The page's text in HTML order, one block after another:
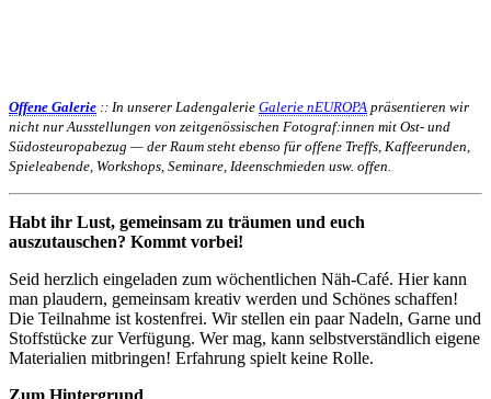
Offene Galerie :: In unserer Ladengalerie Galerie nEUROPA präsentieren wir
nicht nur Ausstellungen von zeitgenössischen Fotograf:innen mit Ost- und
Südosteuropabezug — der Raum steht ebenso für offene Treffs, Kaffeerunden,
Spieleabende, Workshops, Seminare, Ideenschmieden usw. offen.
Habt ihr Lust, gemeinsam zu träumen und euch
auszutauschen? Kommt vorbei!
Seid herzlich eingeladen zum wöchentlichen Näh-Café. Hier kann
man plaudern, gemeinsam kreativ werden und Schönes schaffen!
Die Teilnahme ist kostenfrei. Wir stellen ein paar Nadeln, Garne und
Stoffstücke zur Verfügung. Wer mag, kann selbstverständlich eigene
Materialien mitbringen! Erfahrung spielt keine Rolle.
Zum Hintergrund